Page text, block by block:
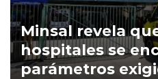
Minsal revela
hospitales se
parámetros